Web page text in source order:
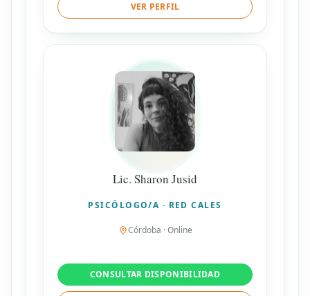
VER PERFIL
Lic. Sharon Jusid
PSICÓLOGO/A · RED CALES
Córdoba · Online
CONSULTAR DISPONIBILIDAD